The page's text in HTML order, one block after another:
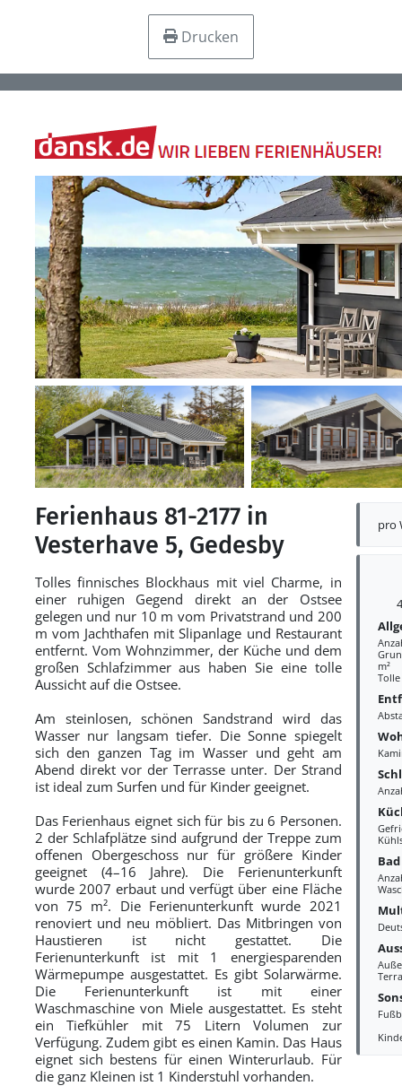
Drucken
pro
m²
Bad
Ferienhaus 81-2177 in
Vesterhave 5, Gedesby
Tolles finnisches Blockhaus mit viel Charme, in
einer ruhigen Gegend direkt an der Ostsee
gelegen und nur 10 m vom Privatstrand und 200
m vom Jachthafen mit Slipanlage und Restaurant
entfernt. Vom Wohnzimmer, der Küche und dem
großen Schlafzimmer aus haben Sie eine tolle
Aussicht auf die Ostsee.
Am steinlosen, schönen Sandstrand wird das
Wasser nur langsam tiefer. Die Sonne spiegelt
sich den ganzen Tag im Wasser und geht am
Abend direkt vor der Terrasse unter. Der Strand
ist ideal zum Surfen und für Kinder geeignet.
Das Ferienhaus eignet sich für bis zu 6 Personen.
2 der Schlafplätze sind aufgrund der Treppe zum
offenen Obergeschoss nur für größere Kinder
geeignet (4–16 Jahre). Die Ferienunterkunft
wurde 2007 erbaut und verfügt über eine Fläche
von 75 m². Die Ferienunterkunft wurde 2021
renoviert und neu möbliert. Das Mitbringen von
Haustieren ist nicht gestattet. Die
Ferienunterkunft ist mit 1 energiesparenden
Wärmepumpe ausgestattet. Es gibt Solarwärme.
Die Ferienunterkunft ist mit einer
Waschmaschine von Miele ausgestattet. Es steht
ein Tiefkühler mit 75 Litern Volumen zur
Verfügung. Zudem gibt es einen Kamin. Das Haus
eignet sich bestens für einen Winterurlaub. Für
die ganz Kleinen ist 1 Kinderstuhl vorhanden.